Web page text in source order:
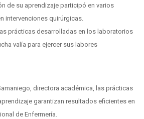
de su aprendizaje participó en varios
intervenciones quirúrgicas.
prácticas desarrolladas en los laboratorios
valía para ejercer sus labores
directora académica, las prácticas
garantizan resultados eficientes en
de Enfermería.